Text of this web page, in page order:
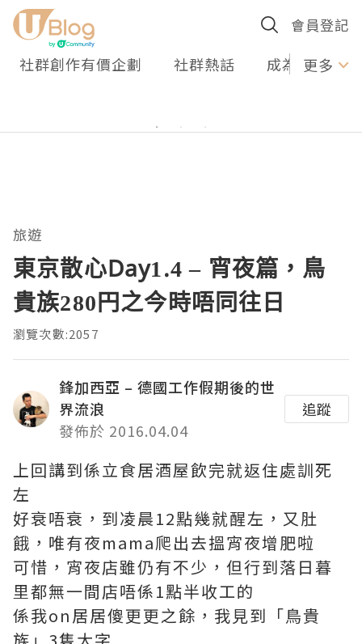
會員登記
社群創作有價企劃 社群熱話 成為U更多
旅遊
東京散心Day1.4 – 宵夜篇，鳥
貴族280円之今時唔同往日
瀏覽次數:2057
鋒加西亞 – 德國工作假期後的世
界流浪
發佈於 2016.04.04
追蹤
上回講到係立食居酒屋飲完就返住處訓死
左
好衰唔衰，到凌晨12點幾就醒左，又肚
餓，唯有夜mama爬出去搵宵夜增肥啦
可惜，宵夜店雖仍有不少，但行到落日暮
里都無一間店唔係1點半收工的
係我on居居傻更更之餘，我見到「鳥貴